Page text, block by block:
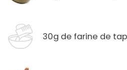
30g de farine de